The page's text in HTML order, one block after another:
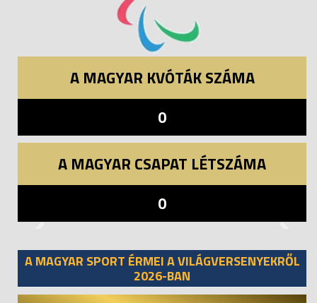
A MAGYAR KVÓTÁK SZÁMA
0
A MAGYAR CSAPAT LÉTSZÁMA
0
A MAGYAR SPORT ÉRMEI A VILÁGVERSENYEKRŐL
2026-BAN